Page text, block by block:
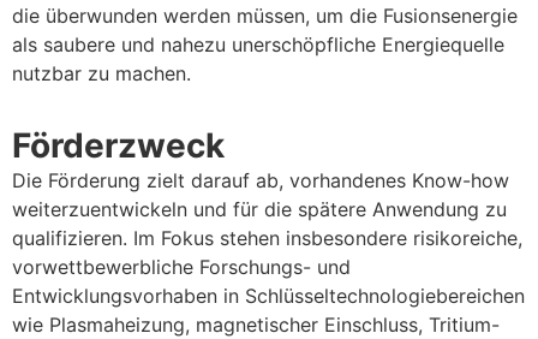
die überwunden werden müssen, um die Fusionsenergie
als saubere und nahezu unerschöpfliche Energiequelle
nutzbar zu machen.
Förderzweck
Die Förderung zielt darauf ab, vorhandenes Know-how
weiterzuentwickeln und für die spätere Anwendung zu
qualifizieren. Im Fokus stehen insbesondere risikoreiche,
vorwettbewerbliche Forschungs- und
Entwicklungsvorhaben in Schlüsseltechnologiebereichen
wie Plasmaheizung, magnetischer Einschluss, Tritium-